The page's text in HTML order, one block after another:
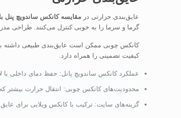
عایق‌بندی حرارتی در مقایسه کانکس ساندویچ پنل
گرما و سرما را به خوبی کنترل می‌کنند. طراحی
کانکس چوبی ممکن است عایق‌بندی طبیعی داشته
کیفیت تضمینی را همراه دارد.
عملکرد کانکس ساندویچ پانل: حفظ دمای داخلی با
محدودیت‌های کانکس چوبی: انتقال حرارت بیشتر
گزینه‌های سایت: ترکیب با کانکس ویلایی برای